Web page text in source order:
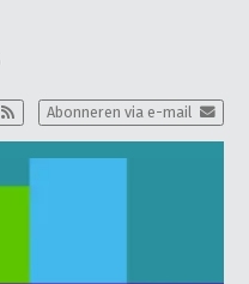
Abonneren via e-mail